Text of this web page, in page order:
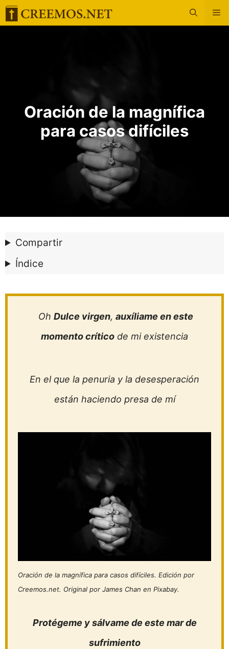
Saltar
Oración de la magnífica
para casos difíciles
Compartir
Índice
Oh Dulce virgen, auxíliame en este
momento crítico de mi existencia
En el que la penuria y la desesperación
están haciendo presa de mí
Oración de la magnífica para casos difíciles. Edición por
Creemos.net. Original por James Chan en Pixabay.
Protégeme y sálvame de este mar de
sufrimiento